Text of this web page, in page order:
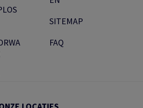
SITEMAP
FAQ